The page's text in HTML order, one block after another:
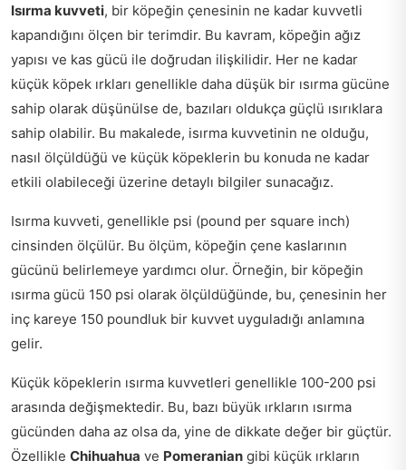
Isırma kuvveti, bir köpeğin çenesinin ne kadar kuvvetli
kapandığını ölçen bir terimdir. Bu kavram, köpeğin ağız
yapısı ve kas gücü ile doğrudan ilişkilidir. Her ne kadar
küçük köpek ırkları genellikle daha düşük bir ısırma gücüne
sahip olarak düşünülse de, bazıları oldukça güçlü ısırıklara
sahip olabilir. Bu makalede, isırma kuvvetinin ne olduğu,
nasıl ölçüldüğü ve küçük köpeklerin bu konuda ne kadar
etkili olabileceği üzerine detaylı bilgiler sunacağız.
Isırma kuvveti, genellikle psi (pound per square inch)
cinsinden ölçülür. Bu ölçüm, köpeğin çene kaslarının
gücünü belirlemeye yardımcı olur. Örneğin, bir köpeğin
ısırma gücü 150 psi olarak ölçüldüğünde, bu, çenesinin her
inç kareye 150 poundluk bir kuvvet uyguladığı anlamına
gelir.
Küçük köpeklerin ısırma kuvvetleri genellikle 100-200 psi
arasında değişmektedir. Bu, bazı büyük ırkların ısırma
gücünden daha az olsa da, yine de dikkate değer bir güçtür.
Özellikle Chihuahua ve Pomeranian gibi küçük ırkların